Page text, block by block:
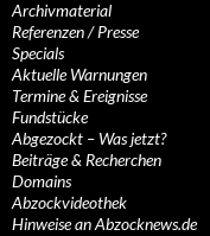
Archivmaterial
Referenzen / Presse
Specials
Aktuelle Warnungen
Termine & Ereignisse
Fundstücke
Abgezockt – Was jetzt?
Beiträge & Recherchen
Domains
Abzockvideothek
Hinweise an Abzocknews.de